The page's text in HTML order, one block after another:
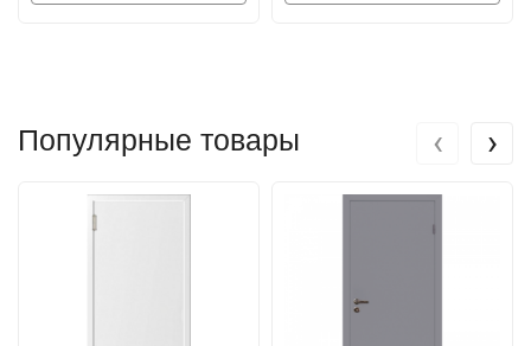
Популярные товары ‹ ›